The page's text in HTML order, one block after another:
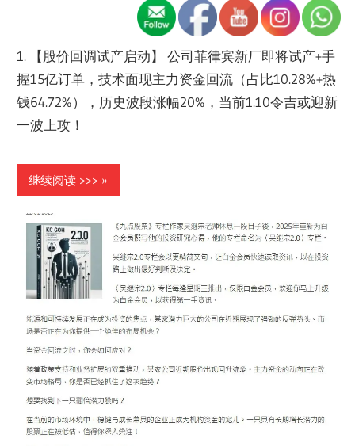
1. 【股价回调试产启动】 公司菲律宾新厂即将试产+手
握15亿订单，技术面现主力资金回流（占比10.28%+热
钱64.72%），历史波段涨幅20%，当前1.10令吉或迎新
一波上攻！
继续阅读 >>>